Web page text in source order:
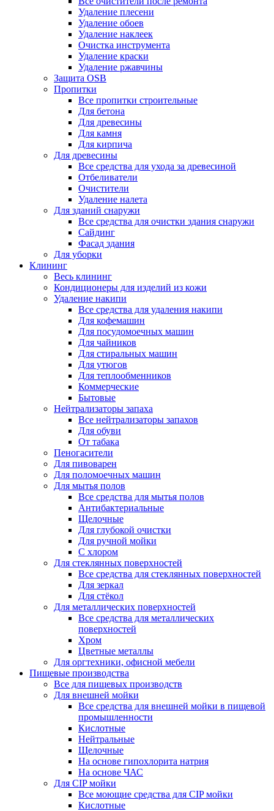
Удаление плесени
Удаление обоев
Удаление наклеек
Очистка инструмента
Удаление краски
Удаление ржавчины
Защита OSB
Пропитки
Все пропитки строительные
Для бетона
Для древесины
Для камня
Для кирпича
Для древесины
Все средства для ухода за древесиной
Отбеливатели
Очистители
Удаление налета
Для зданий снаружи
Все средства для очистки здания снаружи
Сайдинг
Фасад здания
Для уборки
Клининг
Весь клининг
Кондиционеры для изделий из кожи
Удаление накипи
Все средства для удаления накипи
Для кофемашин
Для посудомоечных машин
Для чайников
Для стиральных машин
Для утюгов
Для теплообменников
Коммерческие
Бытовые
Нейтрализаторы запаха
Все нейтрализаторы запахов
Для обуви
От табака
Пеногасители
Для пивоварен
Для поломоечных машин
Для мытья полов
Все средства для мытья полов
Антибактериальные
Щелочные
Для глубокой очистки
Для ручной мойки
С хлором
Для стеклянных поверхностей
Все средства для стеклянных поверхностей
Для зеркал
Для стёкол
Для металлических поверхностей
Все средства для металлических
поверхностей
Хром
Цветные металлы
Для оргтехники, офисной мебели
Пищевые производства
Все для пищевых производств
Для внешней мойки
Все средства для внешней мойки в пищевой
промышленности
Кислотные
Нейтральные
Щелочные
На основе гипохлорита натрия
На основе ЧАС
Для CIP мойки
Все моющие средства для CIP мойки
Кислотные